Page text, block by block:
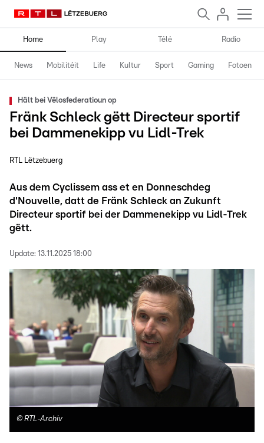
Home Play Télé Radio
News Mobilitéit Life Kultur Sport Gaming Fotoen
Hält bei Vëlosfederatioun op
Fränk Schleck gëtt Directeur sportif
bei Dammenekipp vu Lidl-Trek
RTL Lëtzebuerg
Aus dem Cyclissem ass et en Donneschdeg
d'Nouvelle, datt de Fränk Schleck an Zukunft
Directeur sportif bei der Dammenekipp vu Lidl-Trek
gëtt.
Update: 13.11.2025 18:00
© RTL-Archiv